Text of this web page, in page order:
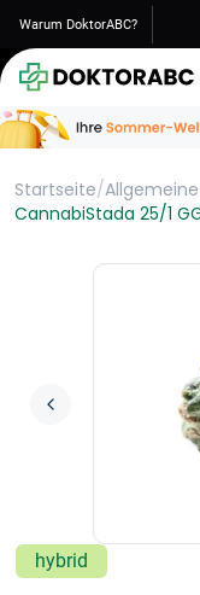
Warum DoktorABC?
Startseite/
CannabiStada 25/1
hybrid